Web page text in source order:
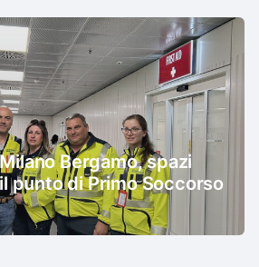
Bergamo, spazi
punto di Primo Soccorso